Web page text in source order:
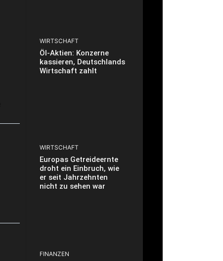
WIRTSCHAFT
Öl-Aktien: Konzerne
kassieren, Deutschlands
Wirtschaft zahlt
WIRTSCHAFT
Europas Getreideernte
droht ein Einbruch, wie
er seit Jahrzehnten
nicht zu sehen war
FINANZEN